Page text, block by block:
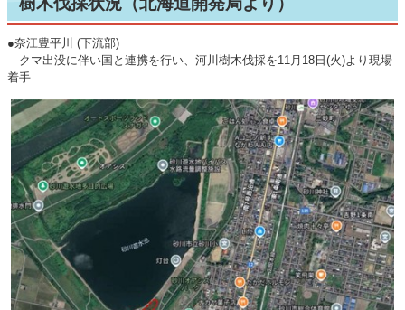
●奈江豊平川 (下流部)
クマ出没に伴い国と連携を行い、河川樹木伐採を11月18日(火)より現場
着手